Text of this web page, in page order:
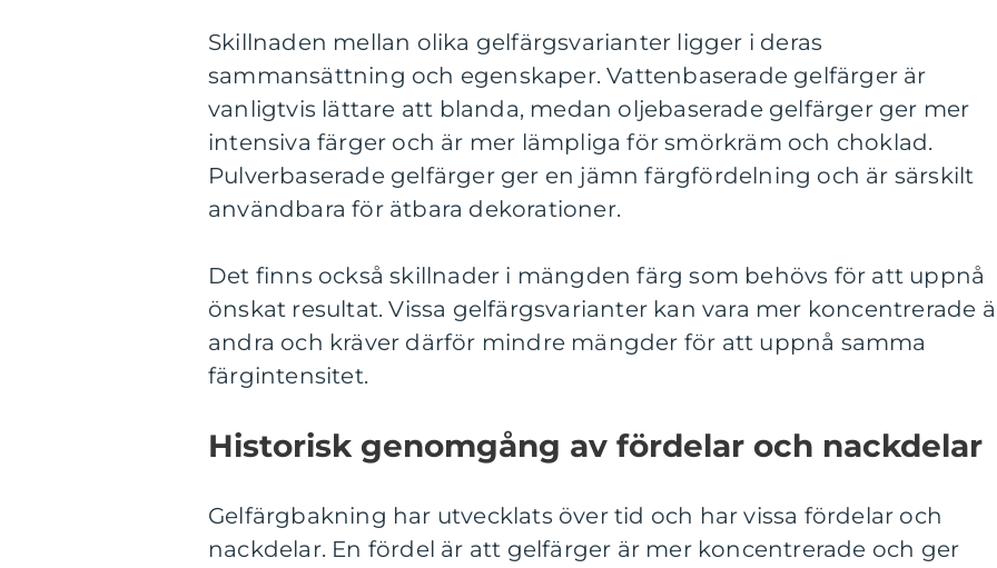
Skillnaden mellan olika gelfärgsvarianter ligger i deras
sammansättning och egenskaper. Vattenbaserade gelfärger är
vanligtvis lättare att blanda, medan oljebaserade gelfärger ger mer
intensiva färger och är mer lämpliga för smörkräm och choklad.
Pulverbaserade gelfärger ger en jämn färgfördelning och är särskilt
användbara för ätbara dekorationer.
Det finns också skillnader i mängden färg som behövs för att uppnå
önskat resultat. Vissa gelfärgsvarianter kan vara mer koncentrerade
andra och kräver därför mindre mängder för att uppnå samma
färgintensitet.
Historisk genomgång av fördelar och nackdelar
Gelfärgbakning har utvecklats över tid och har vissa fördelar och
nackdelar. En fördel är att gelfärger är mer koncentrerade och ger